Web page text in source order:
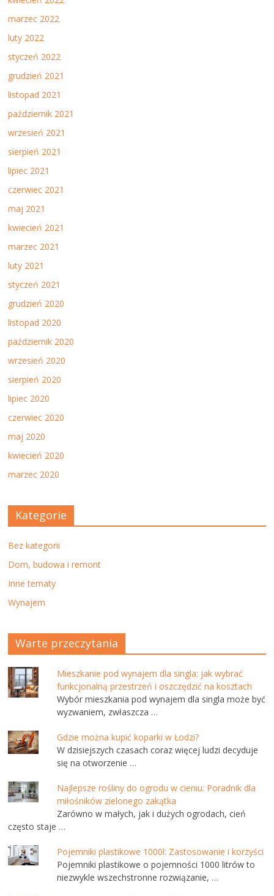
marzec 2022
luty 2022
styczeń 2022
grudzień 2021
listopad 2021
październik 2021
wrzesień 2021
sierpień 2021
lipiec 2021
czerwiec 2021
maj 2021
kwiecień 2021
marzec 2021
luty 2021
styczeń 2021
grudzień 2020
listopad 2020
październik 2020
wrzesień 2020
sierpień 2020
lipiec 2020
czerwiec 2020
maj 2020
kwiecień 2020
marzec 2020
Kategorie
Bez kategorii
Dom, budowa i remont
Inne tematy
Wynajem
Warte przeczytania
Mieszkanie pod wynajem dla singla: jak wybrać
funkcjonalną przestrzeń i oszczędzić na kosztach
Wybór mieszkania pod wynajem dla singla może być
wyzwaniem, zwłaszcza …
Gdzie można kupić koparki w Łodzi?
W dzisiejszych czasach coraz więcej ludzi decyduje
się na otworzenie …
Najlepsze rośliny do ogrodu w cieniu: Poradnik dla
miłośników zielonego zakątka
Zarówno w małych, jak i dużych ogrodach, cień
często staje …
Pojemniki plastikowe 1000l: Zastosowanie i korzyści
Pojemniki plastikowe o pojemności 1000 litrów to
niezwykle wszechstronne rozwiązanie, …